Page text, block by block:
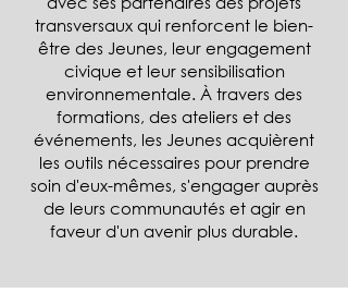
transversaux qui renforcent le bien-
être des Jeunes, leur engagement
civique et leur sensibilisation
environnementale. À travers des
formations, des ateliers et des
événements, les Jeunes acquièrent
les outils nécessaires pour prendre
soin d'eux-mêmes, s'engager auprès
de leurs communautés et agir en
faveur d'un avenir plus durable.